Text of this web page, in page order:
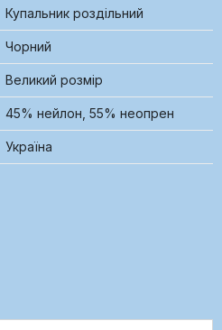
Купальник роздільний
Чорний
Великий розмір
45% нейлон, 55% неопрен
Україна